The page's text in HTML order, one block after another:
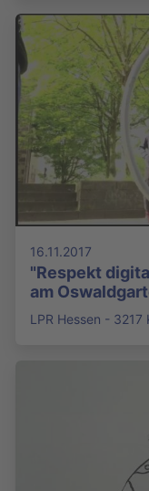
16.11.2017
"Respekt
am
LPR Hessen - 3217